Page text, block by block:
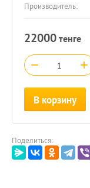
Производитель:
22000 тенге
− +
В корзину
Поделиться: